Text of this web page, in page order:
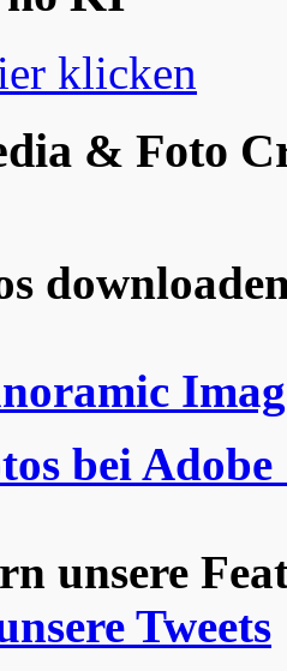
klicken
& Foto
bei
unsere
Tweets